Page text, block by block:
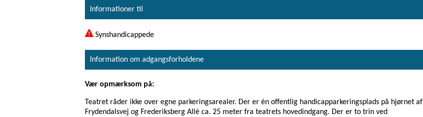
Informationer til
Synshandicappede
Information om adgangsforholdene
Vær opmærksom på:
Teatret råder ikke over egne parkeringsarealer. Der er én offentlig handicapparkeringsplads på hjørnet af
Frydendalsvej og Frederiksberg Allé ca. 25 meter fra teatrets hovedindgang. Der er to trin ved